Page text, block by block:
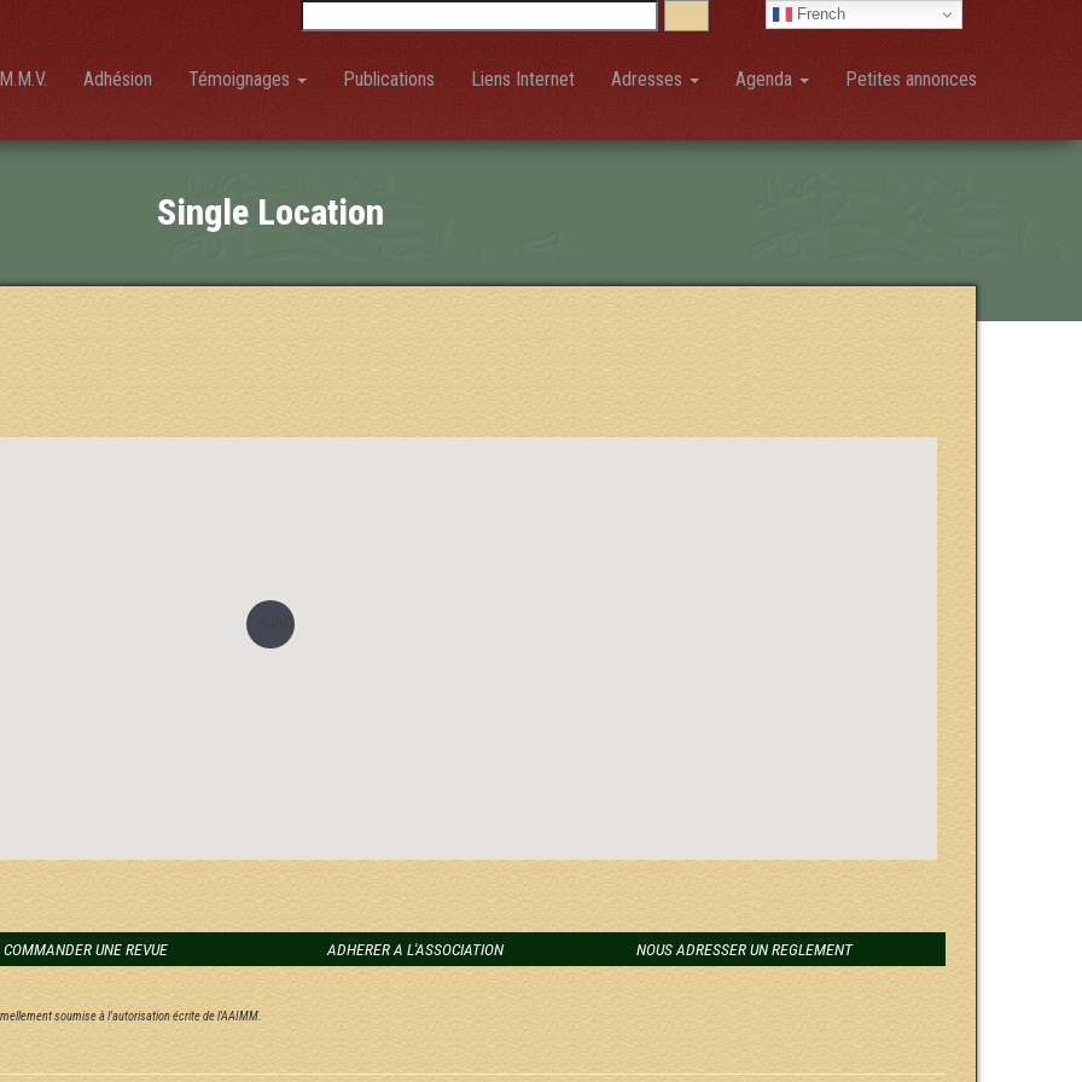
French
Adhésion Témoignages Publications Liens Internet Adresses Agenda Petites annonces
Single Location
COMMANDER UNE REVUE ADHERER A L'ASSOCIATION NOUS ADRESSER UN REGLEMENT
soumise à l'autorisation écrite de l'AAIMM.